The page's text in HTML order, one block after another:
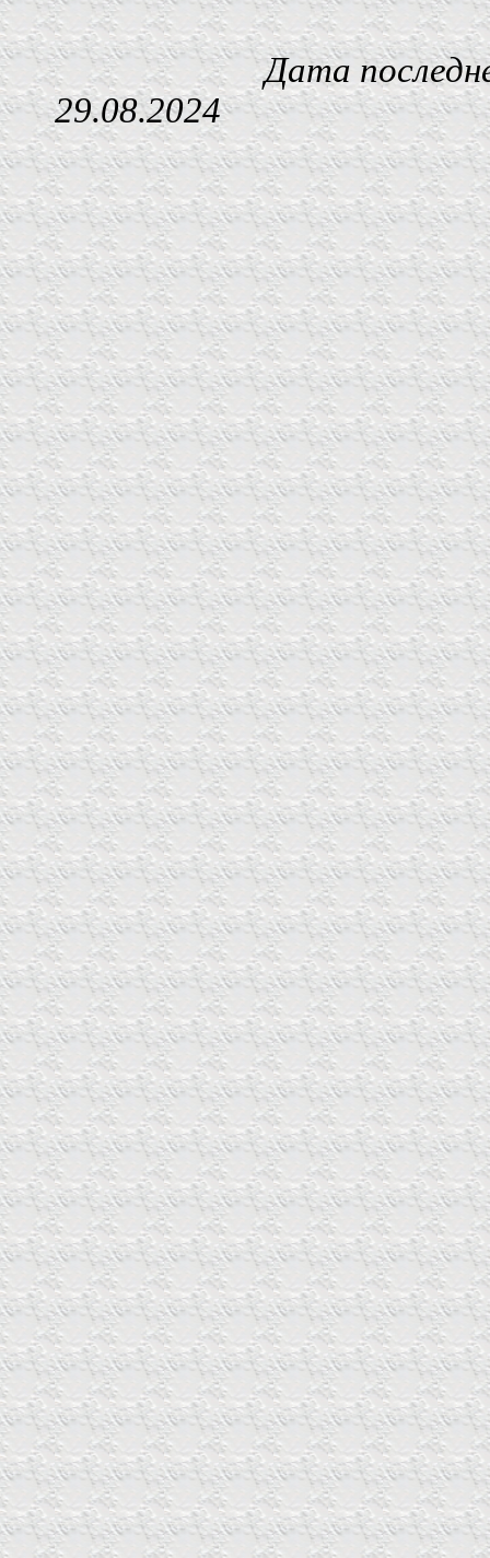
Дата последнего
29.08.2024